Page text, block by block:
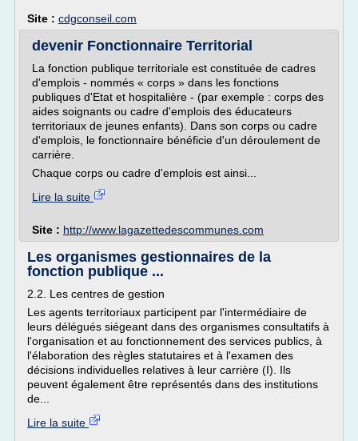
Site : cdgconseil.com
devenir Fonctionnaire Territorial
La fonction publique territoriale est constituée de cadres
d'emplois - nommés « corps » dans les fonctions
publiques d'Etat et hospitalière - (par exemple : corps des
aides soignants ou cadre d'emplois des éducateurs
territoriaux de jeunes enfants). Dans son corps ou cadre
d'emplois, le fonctionnaire bénéficie d'un déroulement de
carrière.
Chaque corps ou cadre d'emplois est ainsi...
Lire la suite
Site : http://www.lagazettedescommunes.com
Les organismes gestionnaires de la
fonction publique ...
2.2. Les centres de gestion
Les agents territoriaux participent par l'intermédiaire de
leurs délégués siégeant dans des organismes consultatifs à
l'organisation et au fonctionnement des services publics, à
l'élaboration des règles statutaires et à l'examen des
décisions individuelles relatives à leur carrière (I). Ils
peuvent également être représentés dans des institutions
de...
Lire la suite